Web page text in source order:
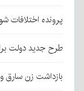
پرونده اختلافات
طرح جدید دولت
بازداشت زن سارق و پسر ۱۲